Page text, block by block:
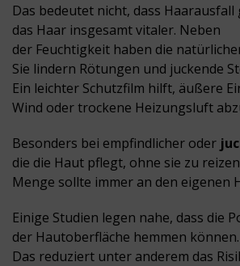
Das bedeutet nicht, dass
das Haar insgesamt vitaler. Neben
der Feuchtigkeit haben die
Sie lindern Rötungen und juckende
Ein leichter Schutzfilm hilft, äußere
Wind oder trockene Heizungsluft
Besonders bei empfindlicher oder
die die Haut pflegt, ohne sie zu
Menge sollte immer an den
Einige Studien legen nahe, dass die
der Hautoberfläche hemmen können.
Das reduziert unter anderem das